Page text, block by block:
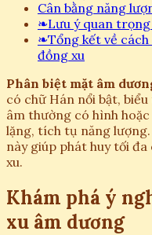
Cân bằng năng
❧Lưu ý quan
❧Tổng kết về
đồng xu
Phân biệt mặt âm
có chữ Hán nổi bật,
âm thường có hình
lặng, tích tụ năng
này giúp phát huy tối
xu.
Khám phá ý
xu âm dương